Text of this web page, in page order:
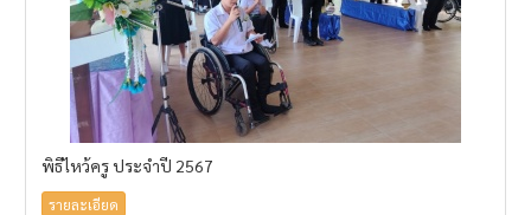
พิธีไหว้ครู ประจำปี 2567
รายละเอียด